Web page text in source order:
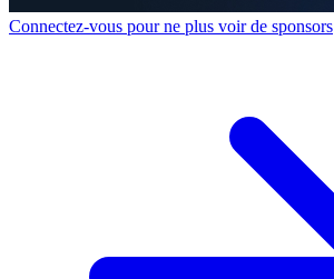
Connectez-vous pour ne plus voir de sponsors